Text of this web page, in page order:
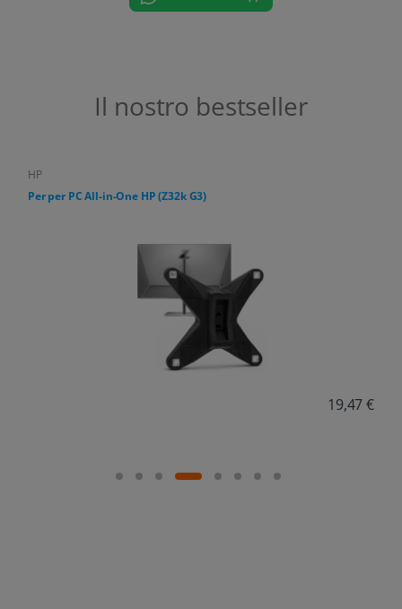
Il nostro bestseller
HP
Per per PC All-in-One HP (Z32k G3)
19,47 €